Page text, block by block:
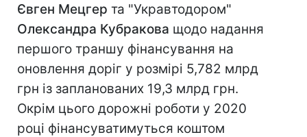
Євген Мецгер та "Укравтодором"
Олександра Кубракова щодо надання
першого траншу фінансування на
оновлення доріг у розмірі 5,782 млрд
грн із запланованих 19,3 млрд грн.
Окрім цього дорожні роботи у 2020
році фінансуватимуться коштом